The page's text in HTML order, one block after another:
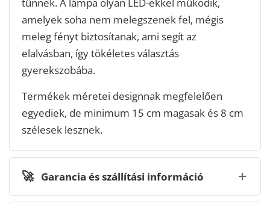
amelyek soha nem melegszenek fel, mégis
meleg fényt biztosítanak, ami segít az
elalvásban, így tökéletes választás
gyerekszobába.
Termékek méretei designnak megfelelően
egyediek, de minimum 15 cm magasak és 8 cm
szélesek lesznek.
🚀 Garancia és szállítási információ